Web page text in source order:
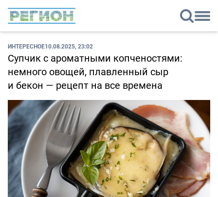
ИНТЕРЕСНОЕ10.08.2025, 23:02
Супчик с ароматными копченостями:
немного овощей, плавленный сыр
и бекон — рецепт на все времена